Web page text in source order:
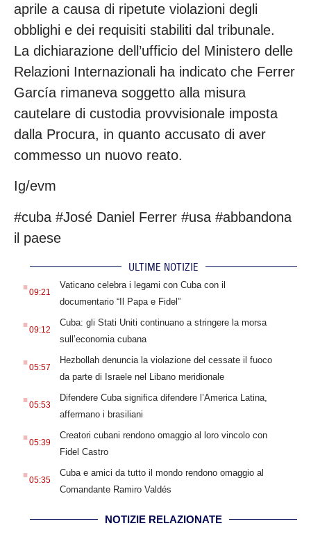
aprile a causa di ripetute violazioni degli
obblighi e dei requisiti stabiliti dal tribunale.
La dichiarazione dell’ufficio del Ministero delle
Relazioni Internazionali ha indicato che Ferrer
García rimaneva soggetto alla misura
cautelare di custodia provvisionale imposta
dalla Procura, in quanto accusato di aver
commesso un nuovo reato.
Ig/evm
#cuba #José Daniel Ferrer #usa #abbandona
il paese
ULTIME NOTIZIE
.09:21
Vaticano celebra i legami con Cuba con il
documentario “Il Papa e Fidel”
.09:12
Cuba: gli Stati Uniti continuano a stringere la morsa
sull’economia cubana
.05:57
Hezbollah denuncia la violazione del cessate il fuoco
da parte di Israele nel Libano meridionale
.05:53
Difendere Cuba significa difendere l’America Latina,
affermano i brasiliani
.05:39
Creatori cubani rendono omaggio al loro vincolo con
Fidel Castro
.05:35
Cuba e amici da tutto il mondo rendono omaggio al
Comandante Ramiro Valdés
NOTIZIE RELAZIONATE